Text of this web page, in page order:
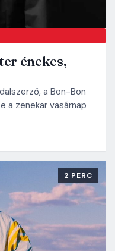
énekes,
a Bon-Bon
a zenekar vasárnap
2 PERC